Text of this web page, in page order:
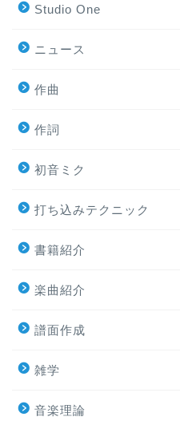
Studio One
ニュース
作曲
作詞
初音ミク
打ち込みテクニック
書籍紹介
楽曲紹介
譜面作成
雑学
音楽理論